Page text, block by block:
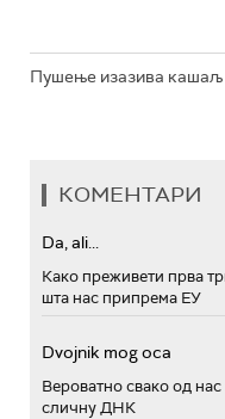
Пушење изазива кашаљ
КОМЕНТАРИ
Da, ali...
Како преживети прва
шта нас припрема ЕУ
Dvojnik mog oca
Вероватно свако од
сличну ДНК